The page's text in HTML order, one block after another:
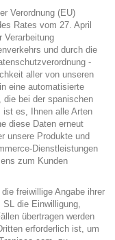
Verordnung (EU)
Rates vom 27. April
Verarbeitung
und durch die
-
aller von unseren
eine automatisierte
die bei der spanischen
ist es, Ihnen alle Arten
diese Daten erneut
unsere Produkte und
Dienstleistungen
zum Kunden
freiwillige Angabe ihrer
SL die Einwilligung,
übertragen werden
erforderlich ist, um